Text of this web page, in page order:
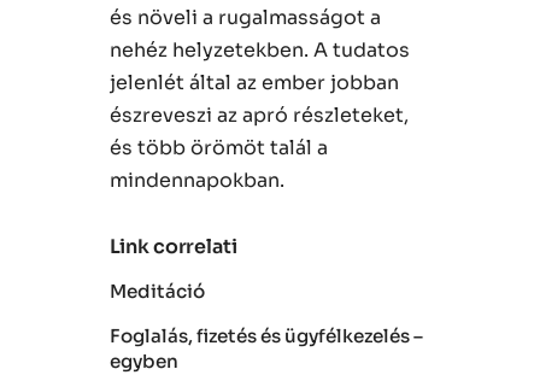
és növeli a rugalmasságot a
nehéz helyzetekben. A tudatos
jelenlét által az ember jobban
észreveszi az apró részleteket,
és több örömöt talál a
mindennapokban.
Link correlati
Meditáció
Foglalás, fizetés és ügyfélkezelés –
egyben